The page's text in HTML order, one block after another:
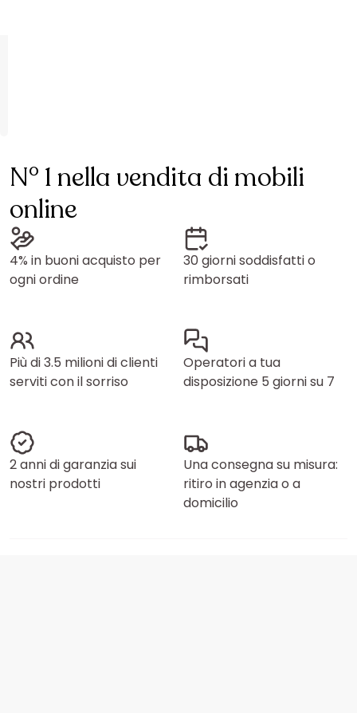
N° 1 nella vendita di mobili
online
4% in buoni acquisto per
ogni ordine
30 giorni soddisfatti o
rimborsati
Più di 3.5 milioni di clienti
serviti con il sorriso
Operatori a tua
disposizione 5 giorni su 7
2 anni di garanzia sui
nostri prodotti
Una consegna su misura:
ritiro in agenzia o a
domicilio